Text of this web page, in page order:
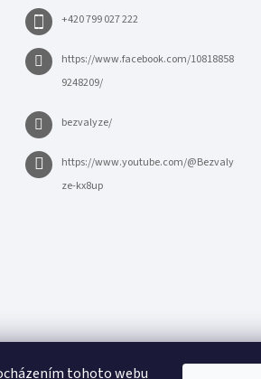
tohoto webu
+420 799 027 222
https://www.facebook.com/10818858
9248209/
bezvalyze/
https://www.youtube.com/@Bezvaly
ze-kx8up